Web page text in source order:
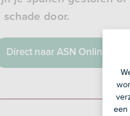
schade door.
Direct naar ASN Online
een